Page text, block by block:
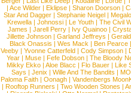
|Ace Wilder |Eklipse |Sharon Doorson |
Star And Dagger | Stephanie Neigel |
Krewella | Johnossi | Le Youth | The Civil
James | Jarell Perry | Ivy Quainoo |
Jillette Johnson | Garland Jeffreys |
Black Onassis | Wes Mack | Ben Pearce
Veeby | Yvonne Catterfeld | Cody Simpson |
Year |Muse |Fefe Dobson |The Bloody
Mikky Ekko | Aloe Blacc | Flo Bauer | Like
Says | Jenix | Wille And The Bandits | MO
Paloma Faith |Oonagh |Vandenbergs
|Rooftop Runners |Two Wooden Stones |